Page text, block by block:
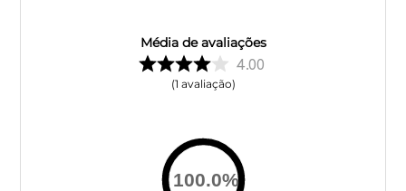
Média de avaliações
4.00
1 avaliação
100.0%